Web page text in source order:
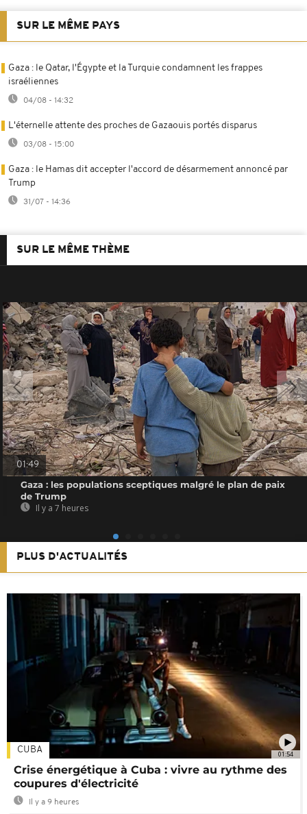
SUR LE MÊME PAYS
Gaza : le Qatar, l'Égypte et la Turquie condamnent les frappes
israéliennes
04/08 - 14:32
L'éternelle attente des proches de Gazaouis portés disparus
03/08 - 15:00
Gaza : le Hamas dit accepter l'accord de désarmement annoncé par
Trump
31/07 - 14:36
SUR LE MÊME THÈME
01:49
Gaza : les populations sceptiques malgré le plan de paix
de Trump
Il y a 7 heures
PLUS D'ACTUALITÉS
01:54
CUBA
Crise énergétique à Cuba : vivre au rythme des
coupures d'électricité
Il y a 9 heures